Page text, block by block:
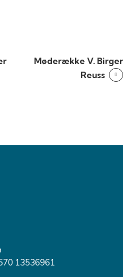
Møderække V. Birger
Reuss
13536961